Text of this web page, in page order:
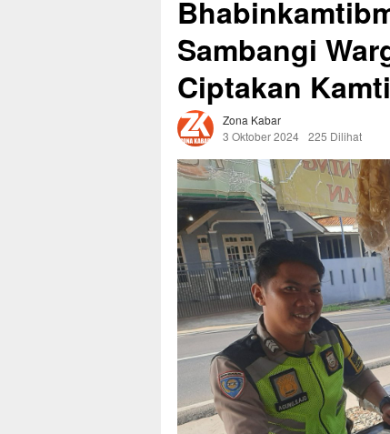
Sambangi
Ciptakan
Zona Kabar
3 Oktober 2024 225 Dilihat